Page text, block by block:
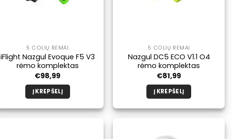
5 COLIŲ RĖMAI
iFlight Nazgul Evoque F5 V3
rėmo komplektas
€98,99
Į KREPŠELĮ
5 COLIŲ RĖMAI
Nazgul DC5 ECO V1.1 O4
rėmo komplektas
€81,99
Į KREPŠELĮ